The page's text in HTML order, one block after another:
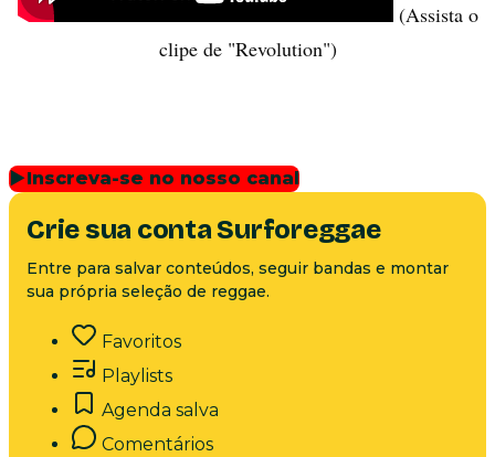
(Assista o
clipe de "Revolution")
▶Inscreva-se no nosso canal
Crie sua conta Surforeggae
Entre para salvar conteúdos, seguir bandas e montar
sua própria seleção de reggae.
Favoritos
Playlists
Agenda salva
Comentários